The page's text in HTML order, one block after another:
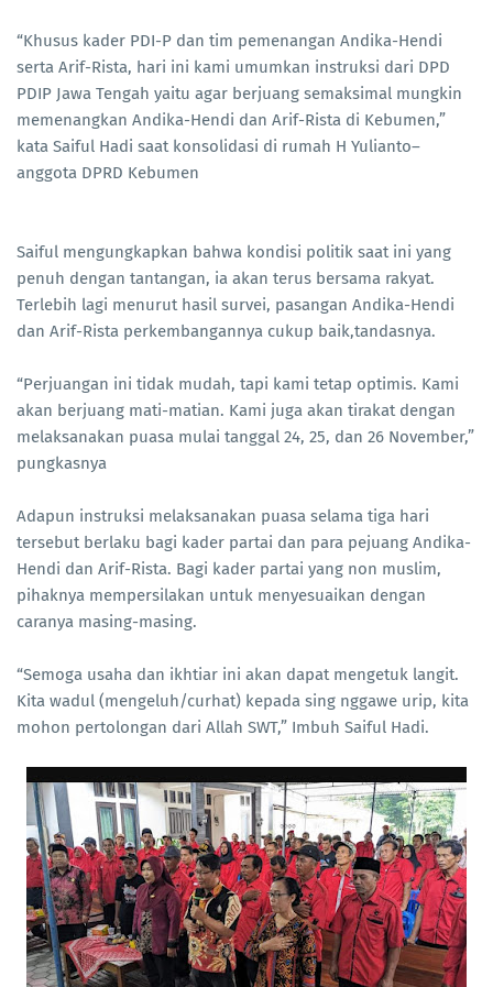
“Khusus kader PDI-P dan tim pemenangan Andika-Hendi
serta Arif-Rista, hari ini kami umumkan instruksi dari DPD
PDIP Jawa Tengah yaitu agar berjuang semaksimal mungkin
memenangkan Andika-Hendi dan Arif-Rista di Kebumen,”
kata Saiful Hadi saat konsolidasi di rumah H Yulianto–
anggota DPRD Kebumen
Saiful mengungkapkan bahwa kondisi politik saat ini yang
penuh dengan tantangan, ia akan terus bersama rakyat.
Terlebih lagi menurut hasil survei, pasangan Andika-Hendi
dan Arif-Rista perkembangannya cukup baik,tandasnya.
“Perjuangan ini tidak mudah, tapi kami tetap optimis. Kami
akan berjuang mati-matian. Kami juga akan tirakat dengan
melaksanakan puasa mulai tanggal 24, 25, dan 26 November,”
pungkasnya
Adapun instruksi melaksanakan puasa selama tiga hari
tersebut berlaku bagi kader partai dan para pejuang Andika-
Hendi dan Arif-Rista. Bagi kader partai yang non muslim,
pihaknya mempersilakan untuk menyesuaikan dengan
caranya masing-masing.
“Semoga usaha dan ikhtiar ini akan dapat mengetuk langit.
Kita wadul (mengeluh/curhat) kepada sing nggawe urip, kita
mohon pertolongan dari Allah SWT,” Imbuh Saiful Hadi.